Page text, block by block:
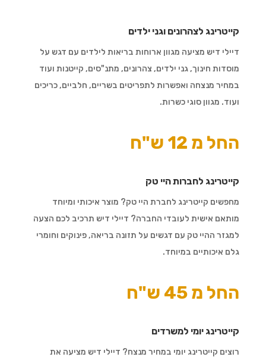
קייטרינג לצהרונים וגני ילדים
דיילי דיש מציעה מגוון ארוחות בריאות לילדים עם דגש על
מוסדות חינוך, גני ילדים, צהרונים, מתנ"סים, קייטנות ועוד
במחיר מנצחה ואפשרות לתפריטים בשריים, חלביים, כריכים
ועוד. מגוון סוגי כשרות.
החל מ 12 ש"ח
קייטרינג לחברות היי טק
מחפשים קייטרינג לחברת היי טק? מוצר איכותי ומיוחד
מותאם אישית לעובדי החברה? דיילי דיש תרכיב לכם הצעה
למגזר ההיי טק עם דגשים על תזונה בריאה, פינוקים וחומרי
גלם איכותיים במיוחד.
החל מ 45 ש"ח
קייטרינג יומי למשרדים
רוצים קייטרינג יומי במחיר מנצח? דיילי דיש מציעה את